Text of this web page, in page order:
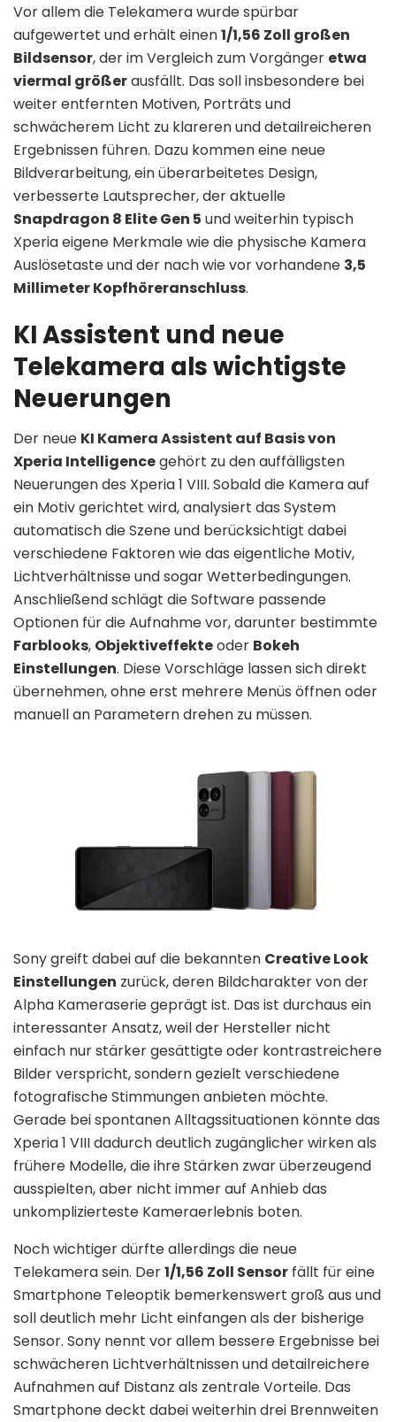
Vor allem die Telekamera wurde spürbar
aufgewertet und erhält einen1/1,56 Zoll großen
Bildsensor, der im Vergleich zum Vorgänger etwa
viermal größerausfällt. Das soll insbesondere bei
weiter entfernten Motiven, Porträts und
schwächerem Licht zu klareren und detailreicheren
Ergebnissen führen. Dazu kommen eine neue
Bildverarbeitung, ein überarbeitetes Design,
verbesserte Lautsprecher, der aktuelle
Snapdragon 8 Elite Gen 5 und weiterhin typisch
Xperia eigene Merkmale wie die physische Kamera
Auslösetaste und der nach wie vor vorhandene 3,5
Millimeter Kopfhöreranschluss.
KI Assistent und neue
Telekamera als wichtigste
Neuerungen
Der neue KI Kamera Assistent auf Basis von
Xperia Intelligencegehört zu den auffälligsten
Neuerungen des Xperia 1 VIII. Sobald die Kamera auf
ein Motiv gerichtet wird, analysiert das System
automatisch die Szene und berücksichtigt dabei
verschiedene Faktoren wie das eigentliche Motiv,
Lichtverhältnisse und sogar Wetterbedingungen.
Anschließend schlägt die Software passende
Optionen für die Aufnahme vor, darunter bestimmte
Farblooks, Objektiveffekteoder Bokeh
Einstellungen. Diese Vorschläge lassen sich direkt
übernehmen, ohne erst mehrere Menüs öffnen oder
manuell an Parametern drehen zu müssen.
Sony greift dabei auf die bekannten Creative Look
Einstellungen zurück, deren Bildcharakter von der
Alpha Kameraserie geprägt ist. Das ist durchaus ein
interessanter Ansatz, weil der Hersteller nicht
einfach nur stärker gesättigte oder kontrastreichere
Bilder verspricht, sondern gezielt verschiedene
fotografische Stimmungen anbieten möchte.
Gerade bei spontanen Alltagssituationen könnte das
Xperia 1 VIII dadurch deutlich zugänglicher wirken als
frühere Modelle, die ihre Stärken zwar überzeugend
ausspielten, aber nicht immer auf Anhieb das
unkomplizierteste Kameraerlebnis boten.
Noch wichtiger dürfte allerdings die neue
Telekamera sein. Der1/1,56 Zoll Sensor fällt für eine
Smartphone Teleoptik bemerkenswert groß aus und
soll deutlich mehr Licht einfangen als der bisherige
Sensor. Sony nennt vor allem bessere Ergebnisse bei
schwächeren Lichtverhältnissen und detailreichere
Aufnahmen auf Distanz als zentrale Vorteile. Das
Smartphone deckt dabei weiterhin drei Brennweiten